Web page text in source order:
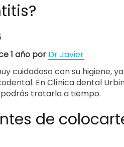
1 año por Dr Javier
cuidadoso con su higiene,
En Clínica dental
tratarla a tiempo.
de